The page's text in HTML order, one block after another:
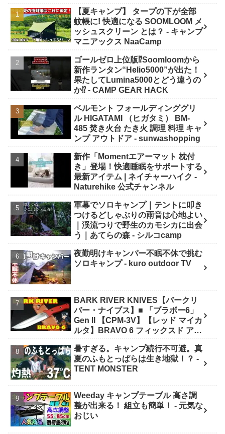
【夏キャンプ】 タープの下が全部
蚊帳に! 快適になる SOOMLOOM メ
ッシュスクリーン とは？ - キャンプ
マニアックス NaaCamp
ゴールゼロ上位版⁉️Soomloomから
新作ランタン“Helio5000”が出た！
果たしてLumina5000とどう違うの
か⁉️ - CAMP GEAR HACK
ベルモント フォールディンググリ
ル HIGATAMI （ヒガタミ） BM-
485 焚き火台 たき火 調理 料理 キャ
ンプ アウトドア - sunwashopping
新作「Momentエアーマット 枕付
き」登場！快適睡眠をサポートする
最新アイテム | ネイチャーハイク -
Naturehike 公式チャンネル
軍幕でソロキャンプ｜テントに叩き
つけるどしゃぶりの雨音は心地よい
｜渓流つりで野生のカモシカに出会
う｜あてらの森 - シルコcamp
夜勤明けキャンパー不眠不休で挑む
ソロキャンプ - kuro outdoor TV
BARK RIVER KNIVES【バークリ
バー・ナイブス】■ 「ブラボー6」
Gen II 【CPM-3V】【レッド マイカ
ルタ】BRAVO 6 フィックスド アメ
グ！
暑すぎる。キャンプ続行不可避。真
夏のふもとっぱらは生き地獄！？ -
TENT MONSTER
Weeday キャンプテーブル 高さ調
整が出来る！ 組立も簡単！ - 元気な
おじい